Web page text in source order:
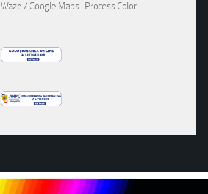
Waze / Google Maps : Process Color